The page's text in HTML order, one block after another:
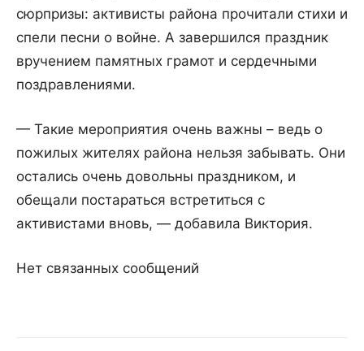
сюрпризы: активисты района прочитали стихи и
спели песни о войне. А завершился праздник
вручением памятных грамот и сердечными
поздравлениями.
— Такие мероприятия очень важны – ведь о
пожилых жителях района нельзя забывать. Они
остались очень довольны праздником, и
обещали постараться встретиться с
активистами вновь, — добавила Виктория.
Нет связанных сообщений